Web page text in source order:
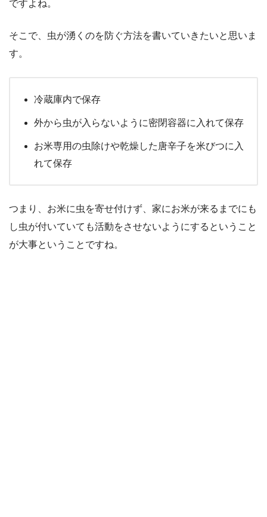
ですよね。
そこで、虫が湧くのを防ぐ方法を書いていきたいと思いま
す。
冷蔵庫内で保存
外から虫が入らないように密閉容器に入れて保存
お米専用の虫除けや乾燥した唐辛子を米びつに入
れて保存
つまり、お米に虫を寄せ付けず、家にお米が来るまでにも
し虫が付いていても活動をさせないようにするということ
が大事ということですね。